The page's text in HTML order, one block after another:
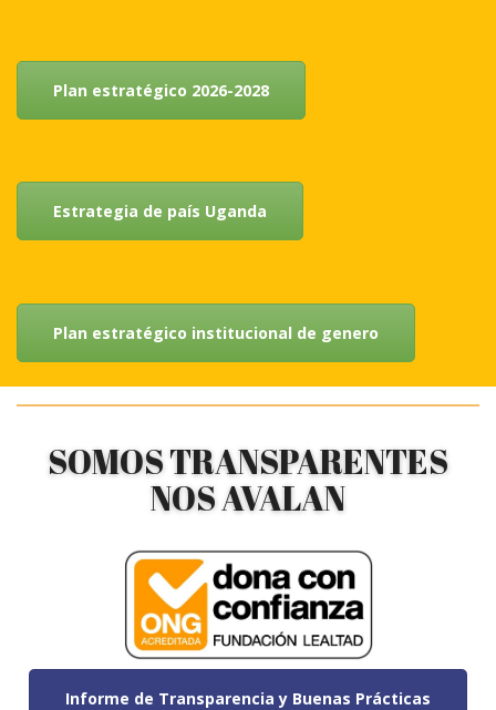
Plan estratégico 2026-2028
Estrategia de país Uganda
Plan estratégico institucional de genero
SOMOS TRANSPARENTES
NOS AVALAN
Informe de Transparencia y Buenas Prácticas